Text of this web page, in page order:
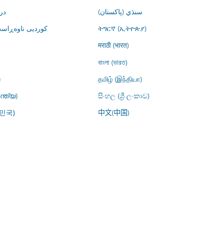
سنڌي (پاکستان)
کوردیی ትግርኛ (ኢትዮጵያ)
मराठी (भारत)
বাংলা (ভারত)
தமிழ் (இந்தியா)
සිංහල (ශ්‍රී ලංකාව)
국) 中文(中国)